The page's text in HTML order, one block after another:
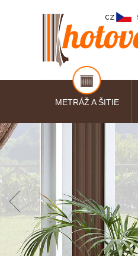
METRÁŽ A ŠITIE